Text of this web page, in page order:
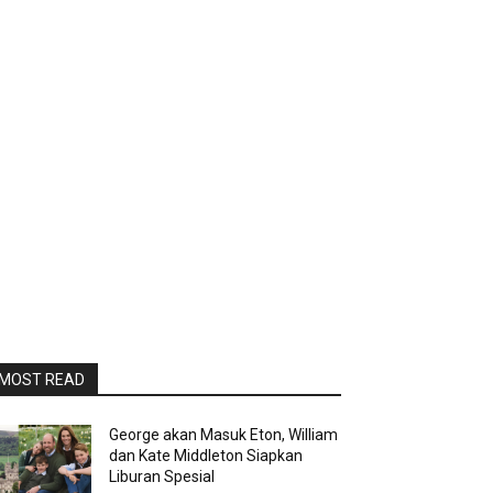
READ
George akan Masuk Eton, William
dan Kate Middleton Siapkan
Liburan Spesial